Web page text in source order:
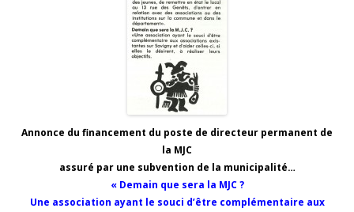
Annonce du financement du poste de directeur permanent de
la MJC
assuré par une subvention de la municipalité…
« Demain que sera la MJC ?
Une association ayant le souci d’être complémentaire aux